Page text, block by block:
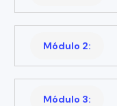
Módulo 2:
Módulo 3: